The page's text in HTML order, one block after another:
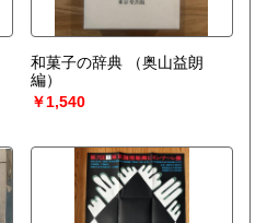
和菓子の辞典
（奥山益朗
編）
￥1,540